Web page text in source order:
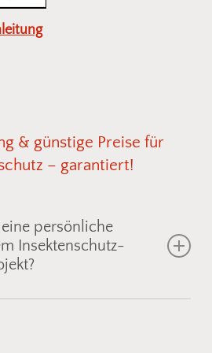
& günstige Preise für
– garantiert!
persönliche
Insektenschutz-